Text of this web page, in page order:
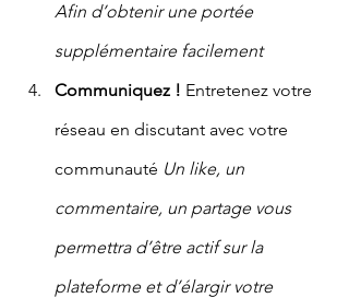
Afin d’obtenir une portée
supplémentaire facilement
Communiquez ! Entretenez votre
réseau en discutant avec votre
communauté Un like, un
commentaire, un partage vous
permettra d’être actif sur la
plateforme et d’élargir votre